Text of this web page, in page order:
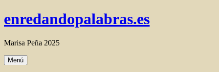
al
enredandopalabras.es
Marisa Peña 2025
Menú